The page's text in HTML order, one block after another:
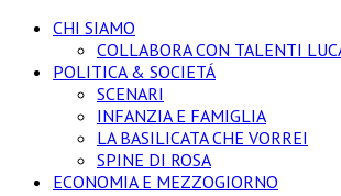
CHI SIAMO
COLLABORA CON TALENTI
POLITICA & SOCIETÁ
SCENARI
INFANZIA E FAMIGLIA
LA BASILICATA CHE VORREI
SPINE DI ROSA
ECONOMIA E MEZZOGIORNO